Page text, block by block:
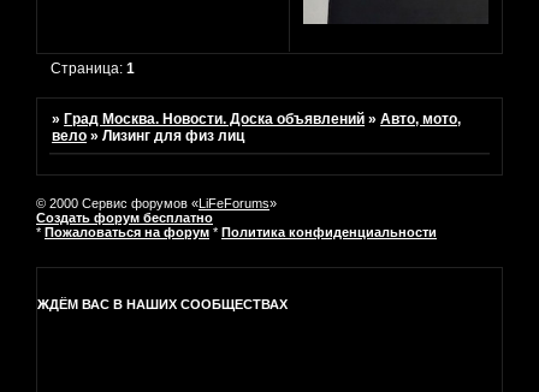
Страница:1
»Град Москва. Новости. Доска объявлений »Авто, мото,
вело »Лизинг для физ лиц
© 2000 Сервис форумов «LiFeForums»
Создать форум бесплатно
* Пожаловаться на форум * Политика конфиденциальности
ЖДЁМ ВАС В НАШИХ СООБЩЕСТВАХ